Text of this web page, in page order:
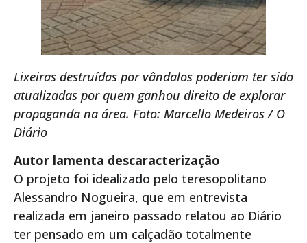
Lixeiras destruídas por vândalos poderiam ter sido
atualizadas por quem ganhou direito de explorar
propaganda na área. Foto: Marcello Medeiros / O
Diário
Autor lamenta descaracterização
O projeto foi idealizado pelo teresopolitano
Alessandro Nogueira, que em entrevista
realizada em janeiro passado relatou ao Diário
ter pensado em um calçadão totalmente